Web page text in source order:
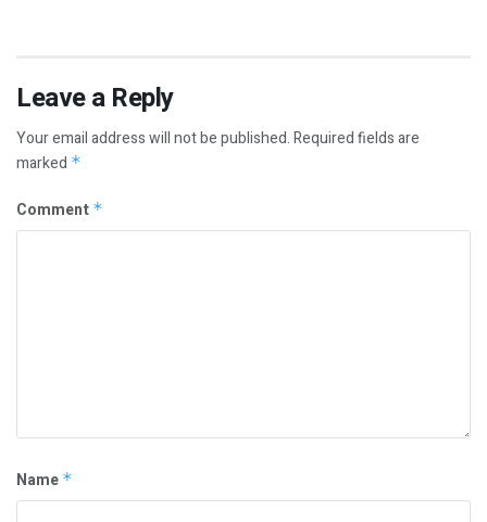
Leave a Reply
Your email address will not be published.Required fields are
marked *
Comment *
Name *